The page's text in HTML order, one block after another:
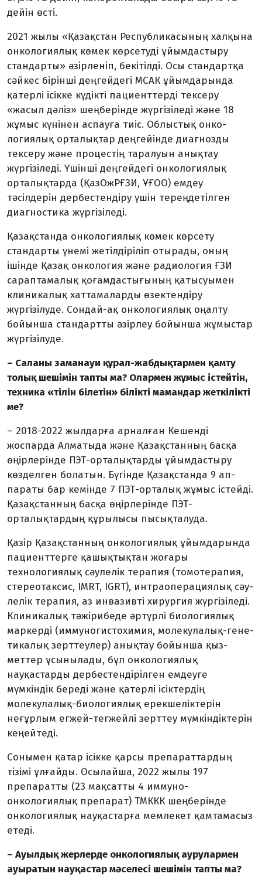
дейін өсті.
2021 жылы «Қазақстан Рес­пуб­ликасының халқына
онкологиялық кө­мек көрсетуді ұйымдастыру
стан­дарты» әзірленіп, бекітілді. Осы стан­дартқа
сәйкес бірінші деңгейдегі МСАК ұйымдарында
қатерлі ісікке күдікті пациент­терді тексеру
«жасыл дәліз» шең­­берінде жүргізіледі және 18
жұмыс күнінен аспауға тиіс. Облыстық онко­
логиялық орталықтар деңгейінде диаг­нозды
тексеру және процестің таралуын анықтау
жүргізіледі. Үшінші деңгейдегі онкологиялық
орталықтарда (ҚазОжРҒЗИ, ҰҒОО) емдеу
тәсілдерін дербестендіру үшін тереңдетілген
диагностика жүргізіледі.
Қазақстанда онкологиялық көмек көрсету
стандарты үнемі же­тілдіріліп отырады, оның
ішінде Қазақ онкология және радиология ҒЗИ
сарап­тамалық қоғамдастығының қатысуымен
клиникалық хаттамаларды өзектендіру
жүргізілуде. Сондай-ақ онкологиялық оңалту
бойынша стандартты әзірлеу бойынша жұмыстар
жүргізілуде.
– Саланы заманауи құрал-жабдық­тармен қамту
толық шешімін тапты ма? Олармен жұмыс істейтін,
техника «тілін білетін» білікті мамандар жеткілікті
ме?
– 2018-2022 жылдарға арналған Кешенді
жоспарда Алматыда және Қазақстанның басқа
өңірлерінде ПЭТ-орталықтарды ұйымдастыру
көзделген болатын. Бүгінде Қазақстанда 9 ап­­­
параты бар кемінде 7 ПЭТ-орталық жұмыс істейді.
Қазақстанның басқа өңірлерінде ПЭТ-
орталықтардың құрылысы пысықталуда.
Қазір Қазақстанның онколо­гия­лық ұйымдарында
пациенттерге қашық­тықтан жоғары
технологиялық сәу­лелік терапия (томотерапия,
сте­реотаксис, IMRT, IGRT), ин­тра­операциялық сәу­
лелік терапия, аз инвазивті хирургия жүргізіледі.
Кли­никалық тәжірибеде әртүрлі био­логиялық
маркерді (имму­но­гис­то­химия, молекулалық-гене­
тикалық зерттеулер) анықтау бойынша қыз­­
меттер ұсынылады, бұл онко­ло­гия­лық
науқастарды дербестендірілген ем­деуге
мүмкіндік береді және қатерлі ісіктердің
молекулалық-биологиялық ерекше­ліктерін
неғұрлым егжей-тег­жейлі зерт­теу мүмкіндіктерін
кеңей­теді.
Сонымен қатар ісікке қарсы пре­параттардың
тізімі ұлғайды. Осылайша, 2022 жылы 197
препаратты (23 мақсатты 4 иммуно-
онкологиялық препарат) ТМККК шеңберінде
онко­логиялық науқастарға мемлекет қам­тамасыз
етеді.
– Ауылдық жерлерде онкологиялық аурулармен
ауыратын науқастар мәселесі шешімін тапты ма?